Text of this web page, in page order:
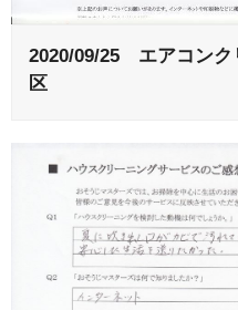
2020/09/25 エアコン
区